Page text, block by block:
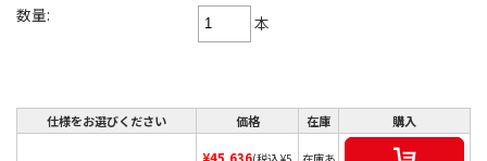
数量: 本
仕様をお選びください 価格 在庫 購入
¥45,636